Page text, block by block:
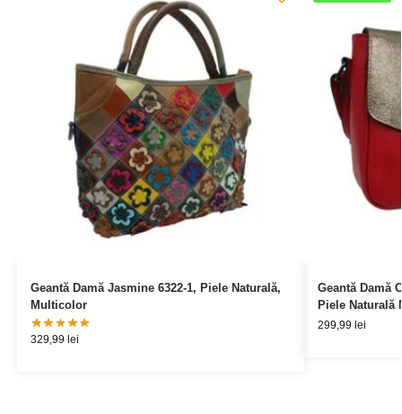
Geantă Damă Jasmine 6322-1, Piele Naturală,
Multicolor
329,99 lei
Geantă Damă
Piele Naturală
299,99 lei